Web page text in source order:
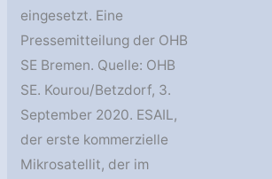
eingesetzt. Eine
Pressemitteilung der OHB
SE Bremen. Quelle: OHB
SE. Kourou/Betzdorf, 3.
September 2020. ESAIL,
der erste kommerzielle
Mikrosatellit, der im